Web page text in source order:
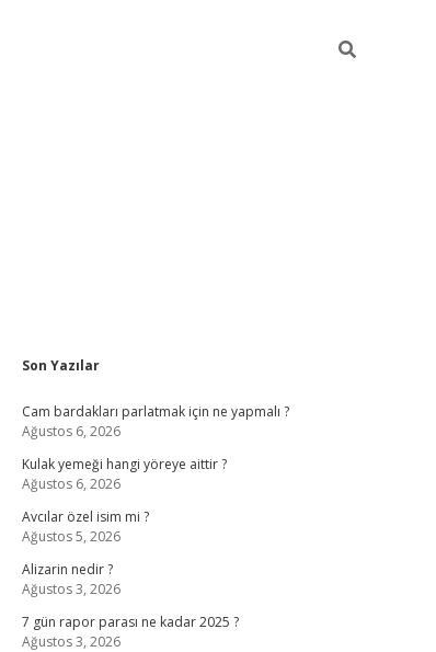
Sidebar
Son Yazılar
Cam bardakları parlatmak için ne yapmalı ?
Ağustos 6, 2026
Kulak yemeği hangi yöreye aittir ?
Ağustos 6, 2026
Avcılar özel isim mi ?
Ağustos 5, 2026
Alizarin nedir ?
Ağustos 3, 2026
7 gün rapor parası ne kadar 2025 ?
Ağustos 3, 2026